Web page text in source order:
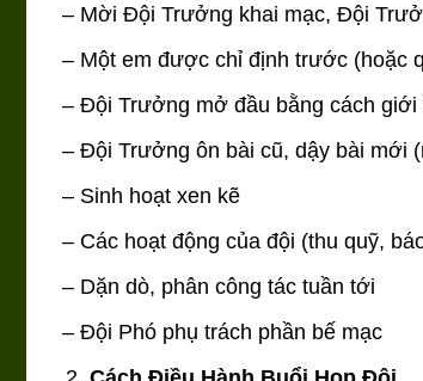
– Mời Đội Trưởng khai mạc, Đội
– Một em được chỉ định trước (hoặc
– Đội Trưởng mở đầu bằng cách giới
– Đội Trưởng ôn bài cũ, dậy bài mới
– Sinh hoạt xen kẽ
– Các hoạt động của đội (thu quỹ,
– Dặn dò, phân công tác tuần tới
– Đội Phó phụ trách phần bế mạc